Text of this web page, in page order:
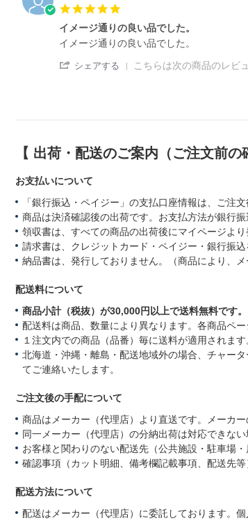
s
t
イメージ通りの良い品でした。
R
v
y
購
入
様
o
n
1
6
F
e
b
0
1
7
r
v
t
t
i
g
イ
メ
ー
ジ
通
り
の
い
品
で
し
た。
イメージ通りの良い品でした。
シェアする
e
e
v
b
y
ご
入
者
1
6
e
b
こちらは次の商品のレビ
【 出荷・配送のご案内（ご注文前の
お支払いについて
「銀行振込・ペイジー」の支払口座情報は、ご注
商品は決済確認後の出荷です。お支払方法が銀行
領収書は、すべての商品の出荷後にマイページよ
請求書は、クレジットカード・ペイジー・銀行振
納品書は、発行しておりません。（商品により、
配送料について
商品小計（税抜）が30,000円以上で送料無料です。
配送料は商品、数量により異なります。各商品ペー
１注文内での商品（品番）毎に送料が適用されま
北海道・沖縄・離島・配送地域外の場合、チャー
てご連絡いたします。
ご注文後の手配について
商品はメーカー（代理店）より直送です。メーカ
同一メーカー（代理店）の分納出荷は対応できない
お客様と関わりのない配送先（公共施設・駐車場
確認事項（カット明細、備考欄記載事項、配送先
配送方法について
配送はメーカー（代理店）に委託しております。